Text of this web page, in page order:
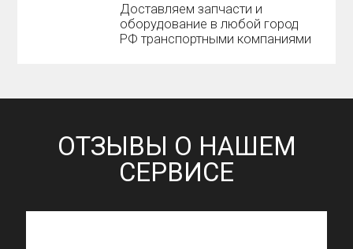
Доставляем запчасти и
оборудование в любой город
РФ транспортными компаниями
ОТЗЫВЫ О НАШЕМ
СЕРВИСЕ